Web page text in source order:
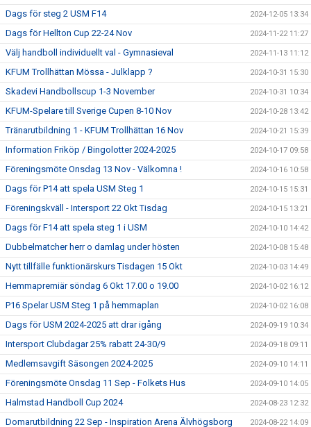
Dags för steg 2 USM F14 2024-12-05 13:34
Dags för Hellton Cup 22-24 Nov 2024-11-22 11:27
Välj handboll individuellt val - Gymnasieval 2024-11-13 11:12
KFUM Trollhättan Mössa - Julklapp ? 2024-10-31 15:30
Skadevi Handbollscup 1-3 November 2024-10-31 10:34
KFUM-Spelare till Sverige Cupen 8-10 Nov 2024-10-28 13:42
Tränarutbildning 1 - KFUM Trollhättan 16 Nov 2024-10-21 15:39
Information Friköp / Bingolotter 2024-2025 2024-10-17 09:58
Föreningsmöte Onsdag 13 Nov - Välkomna ! 2024-10-16 10:58
Dags för P14 att spela USM Steg 1 2024-10-15 15:31
Föreningskväll - Intersport 22 Okt Tisdag 2024-10-15 13:21
Dags för F14 att spela steg 1 i USM 2024-10-10 14:42
Dubbelmatcher herr o damlag under hösten 2024-10-08 15:48
Nytt tillfälle funktionärskurs Tisdagen 15 Okt 2024-10-03 14:49
Hemmapremiär söndag 6 Okt 17.00 o 19.00 2024-10-02 16:12
P16 Spelar USM Steg 1 på hemmaplan 2024-10-02 16:08
Dags för USM 2024-2025 att drar igång 2024-09-19 10:34
Intersport Clubdagar 25% rabatt 24-30/9 2024-09-18 09:11
Medlemsavgift Säsongen 2024-2025 2024-09-10 14:11
Föreningsmöte Onsdag 11 Sep - Folkets Hus 2024-09-10 14:05
Halmstad Handboll Cup 2024 2024-08-23 12:32
Domarutbildning 22 Sep - Inspiration Arena Älvhögsborg 2024-08-22 14:09